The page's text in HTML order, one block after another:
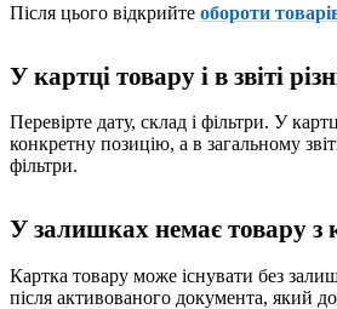
Після цього відкрийте обороти
У картці товару і в звіті
Перевірте дату, склад і фільтри. У
конкретну позицію, а в загальному
фільтри.
У залишках немає товару з
Картка товару може існувати без
після активованого документа, який